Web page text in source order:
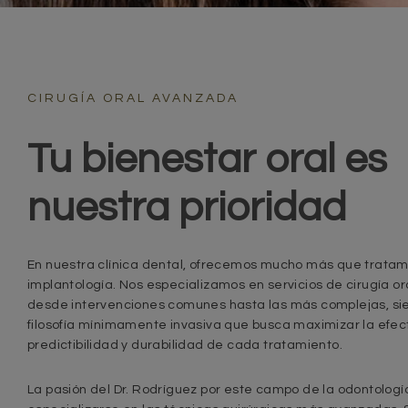
CIRUGÍA ORAL AVANZADA
Tu bienestar oral es
nuestra prioridad
En nuestra clínica dental, ofrecemos mucho más que
implantología. Nos especializamos en servicios de cirugía
desde intervenciones comunes hasta las más complejas,
filosofía mínimamente invasiva que busca maximizar la
predictibilidad y durabilidad de cada tratamiento.
La pasión del Dr. Rodríguez por este campo de la